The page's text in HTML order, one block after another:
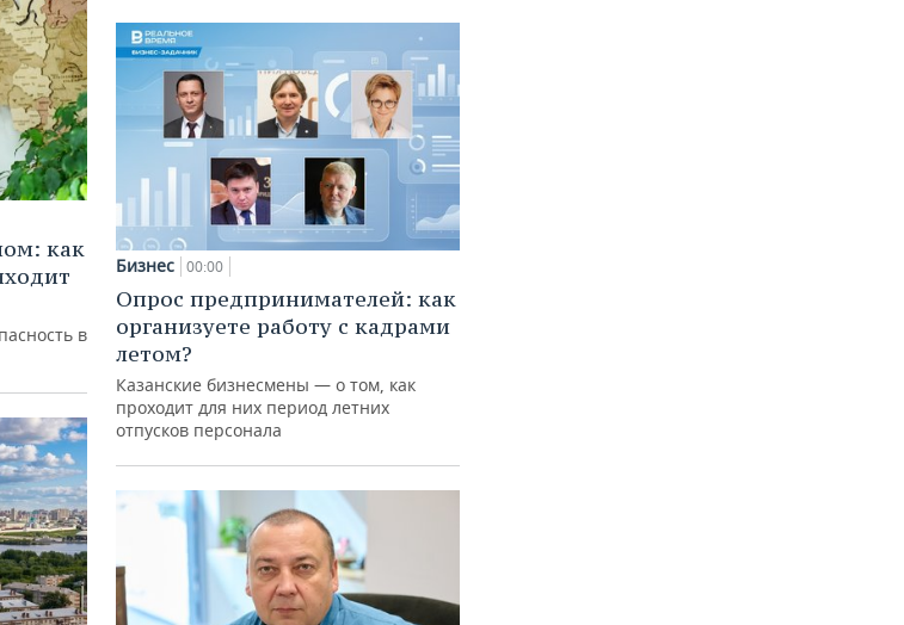
как
в
Бизнес 00:00
Опрос предпринимателей: как
организуете работу с кадрами
летом?
Казанские бизнесмены — о том, как
проходит для них период летних
отпусков персонала